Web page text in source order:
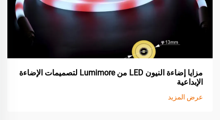
مزايا إضاءة النيون LED من Lumimore لتصميمات الإضاءة
الإبداعية
عرض المزيد